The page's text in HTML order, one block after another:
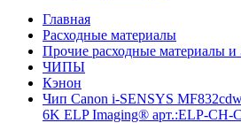
Главная
Расходные материалы
Прочие расходные материалы
ЧИПЫ
Кэнон
Чип Canon i-SENSYS
6K ELP Imaging® арт.:ELP-CH-